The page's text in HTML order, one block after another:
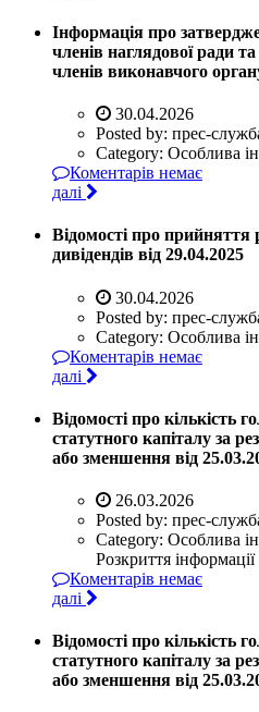
Інформація про
членів наглядової ради
членів виконавчого
30.04.2026
Posted by: прес-
Category: Особлива
Коментарів немає
далі
Відомості про
дивідендів від 29.04.2025
30.04.2026
Posted by: прес-
Category: Особлива
Коментарів немає
далі
Відомості про кількість
статутного капіталу за
або зменшення від
26.03.2026
Posted by: прес-
Category: Особлива
Розкриття інформації
Коментарів немає
далі
Відомості про кількість
статутного капіталу за
або зменшення від